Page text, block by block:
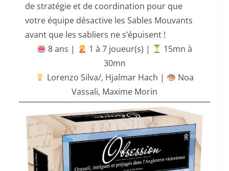
de stratégie et de coordination pour que
votre équipe désactive les Sables Mouvants
avant que les sabliers ne s’épuisent !
8 ans |
‍ 1 à 7 joueur(s) |
15mn à
30mn
Lorenzo Silva/, Hjalmar Hach |
Noa
Vassali, Maxime Morin